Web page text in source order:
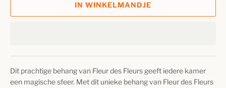
IN WINKELMANDJE
Dit prachtige behang van Fleur des Fleurs geeft iedere kamer
een magische sfeer. Met dit unieke behang van Fleur des Fleurs